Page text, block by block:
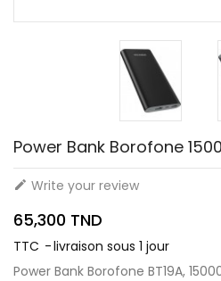
Power Bank Borofone
 Write your review
65,300 TND
TTC
livraison sous 1 jour
Power Bank Borofone BT19A,